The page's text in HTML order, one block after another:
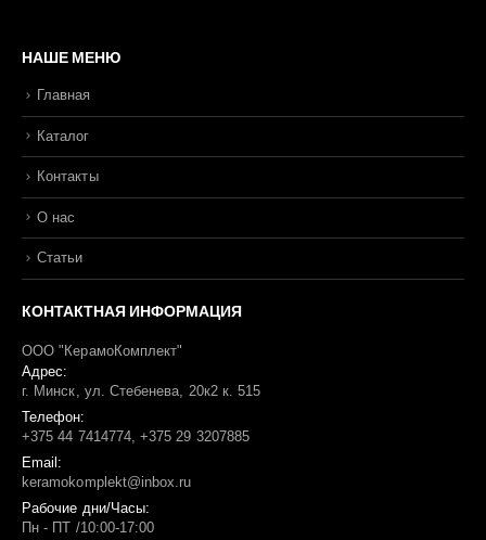
НАШЕ МЕНЮ
Главная
Каталог
Контакты
О нас
Статьи
КОНТАКТНАЯ ИНФОРМАЦИЯ
ООО "КерамоКомплект"
Адрес:
г. Минск, ул. Стебенева, 20к2 к. 515
Телефон:
+375 44 7414774, +375 29 3207885
Email:
keramokomplekt@inbox.ru
Рабочие дни/Часы:
Пн - ПТ /10:00-17:00